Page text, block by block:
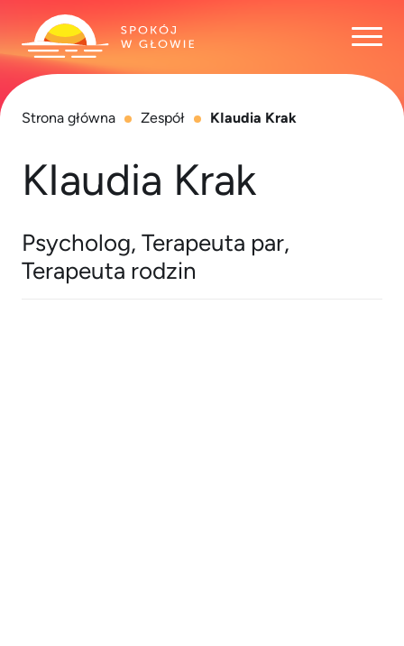
Strona główna Zespół KIaudia Krak
KIaudia Krak
Psycholog, Terapeuta par,
Terapeuta rodzin